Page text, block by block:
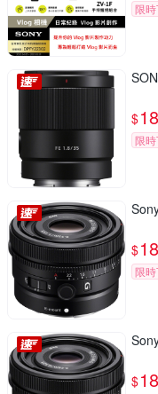
限
$
限
$
限
$